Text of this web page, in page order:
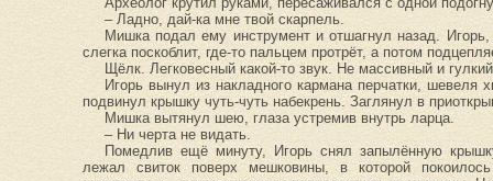
– Ладно, дай-ка мне твой скарпель.
Мишка подал ему инструмент и отшагнул назад. Игорь,
слегка поскоблит, где-то пальцем протрёт, а потом
Щёлк. Легковесный какой-то звук. Не массивный и
Игорь вынул из накладного кармана перчатки,
подвинул крышку чуть-чуть набекрень. Заглянул в
Мишка вытянул шею, глаза устремив внутрь ларца.
– Ни черта не видать.
Помедлив ещё минуту, Игорь снял запылённую
лежал свиток поверх мешковины, в которой